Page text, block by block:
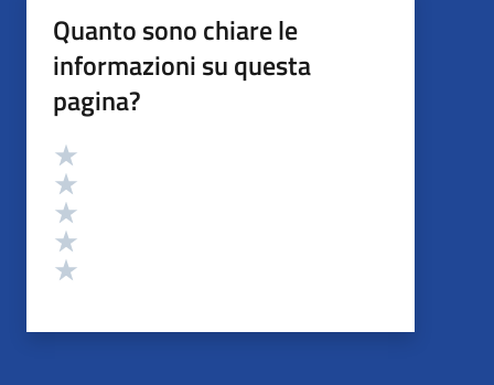
Quanto sono chiare le
informazioni su questa
pagina?
Valutazione